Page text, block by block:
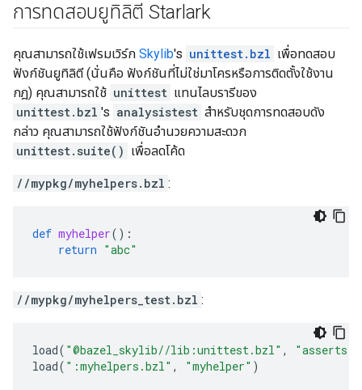
การทดสอบยูทิลิตี Starlark
คุณสามารถใช้เฟรมเวิร์ก Skylib's unittest.bzl เพื่อทดสอบ
ฟังก์ชันยูทิลิตี (นั่นคือ ฟังก์ชันที่ไม่ใช่มาโครหรือการติดตั้งใช้งาน
กฎ) คุณสามารถใช้ unittest แทนไลบรารีของ
unittest.bzl 's analysistest สำหรับชุดการทดสอบดัง
กล่าว คุณสามารถใช้ฟังก์ชันอำนวยความสะดวก
unittest.suite() เพื่อลดโค้ด
//mypkg/myhelpers.bzl :
def myhelper():
return "abc"
//mypkg/myhelpers_test.bzl :
load( "@bazel_skylib//lib:unittest.bzl" , "asserts"
load( ":myhelpers.bzl" , "myhelper" )